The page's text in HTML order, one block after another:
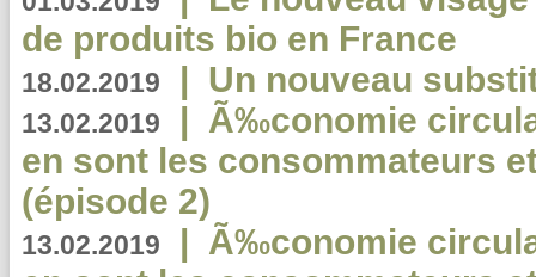
de produits bio en France
18.02.2019 | Un nouveau
13.02.2019 | Ã‰conomie
en sont les consommateurs
(épisode 2)
13.02.2019 | Ã‰conomie